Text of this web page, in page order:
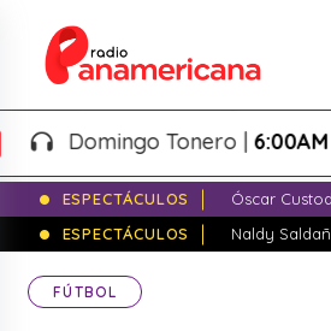
Domingo Tonero |6:00AM -
ESPECTÁCULOS
Óscar
ESPECTÁCULOS
Naldy
FÚTBOL